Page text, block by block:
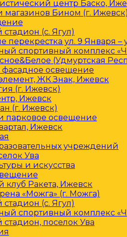
центр Баско,
магазинов Бином (г. Ижевск)
(с. Ягул)
перекрестка ул. 9 Января –
спортивный комплекс
(Удмуртская
фасадное освещение
ЖК Знак, Ижевск
(г. Ижевск)
Ижевск
(г. Ижевск)
парковое освещение
Ижевск
учреждений
Ува
и искусства
клуб Ракета, Ижевск
«Можга» (г. Можга)
(с. Ягул)
спортивный комплекс
поселок Ува